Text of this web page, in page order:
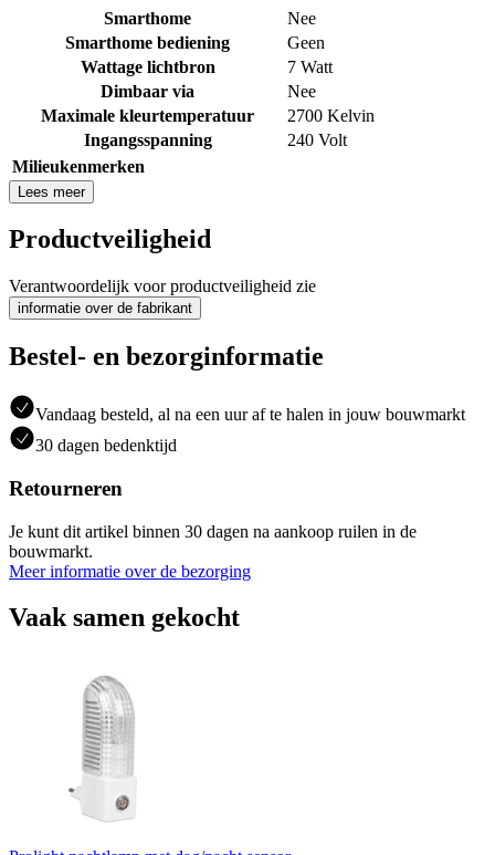
Smarthome
Nee
Smarthome bediening
Geen
Wattage lichtbron
7 Watt
Dimbaar via
Nee
Maximale kleurtemperatuur
2700 Kelvin
Ingangsspanning
240 Volt
Milieukenmerken
Lees meer
Productveiligheid
Verantwoordelijk voor productveiligheid zie
informatie over de fabrikant
Bestel- en bezorginformatie
Vandaag besteld, al na een uur af te halen in jouw bouwmarkt
30 dagen bedenktijd
Retourneren
Je kunt dit artikel binnen 30 dagen na aankoop ruilen in de
bouwmarkt.
Meer informatie over de bezorging
Vaak samen gekocht